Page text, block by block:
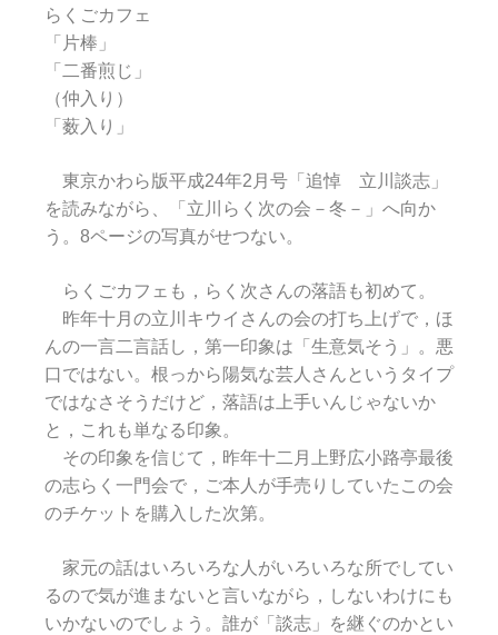
ス
キ
ッ
プ
らくごカフェ
「片棒」
「二番煎じ」
（仲入り）
「薮入り」
東京かわら版平成24年2月号「追悼 立川談志」
を読みながら、「立川らく次の会－冬－」へ向か
う。8ページの写真がせつない。
らくごカフェも，らく次さんの落語も初めて。
昨年十月の立川キウイさんの会の打ち上げで，ほ
んの一言二言話し，第一印象は「生意気そう」。悪
口ではない。根っから陽気な芸人さんというタイプ
ではなさそうだけど，落語は上手いんじゃないか
と，これも単なる印象。
その印象を信じて，昨年十二月上野広小路亭最後
の志らく一門会で，ご本人が手売りしていたこの会
のチケットを購入した次第。
家元の話はいろいろな人がいろいろな所でしてい
るので気が進まないと言いながら，しないわけにも
いかないのでしょう。誰が「談志」を継ぐのかとい